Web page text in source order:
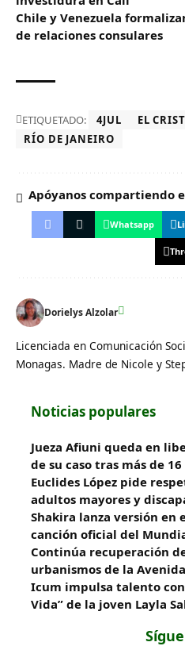
Chile y Venezuela
de relaciones consulares
ETIQUETADO: 4JUL
EL
RÍO DE JANEIRO
Apóyanos compartiendo
Whatsapp
Dorielys Alzolar
Licenciada en Comunicación
Monagas. Madre de Nicole y
Noticias populares
Jueza Afiuni queda en
de su caso tras más de 16
Euclides López pide
adultos mayores y
Shakira lanza versión en
canción oficial del
Continúa recuperación
urbanismos de la
Icum impulsa talento con
Vida” de la joven Layla